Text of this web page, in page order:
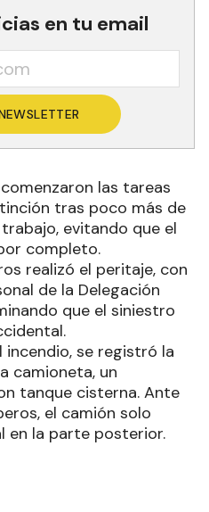
en tu email
las tareas
tras poco más de
evitando que el
completo.
realizó el peritaje, con
de la Delegación
que el siniestro
se registró la
camioneta, un
tanque cisterna. Ante
el camión solo
en la parte posterior.